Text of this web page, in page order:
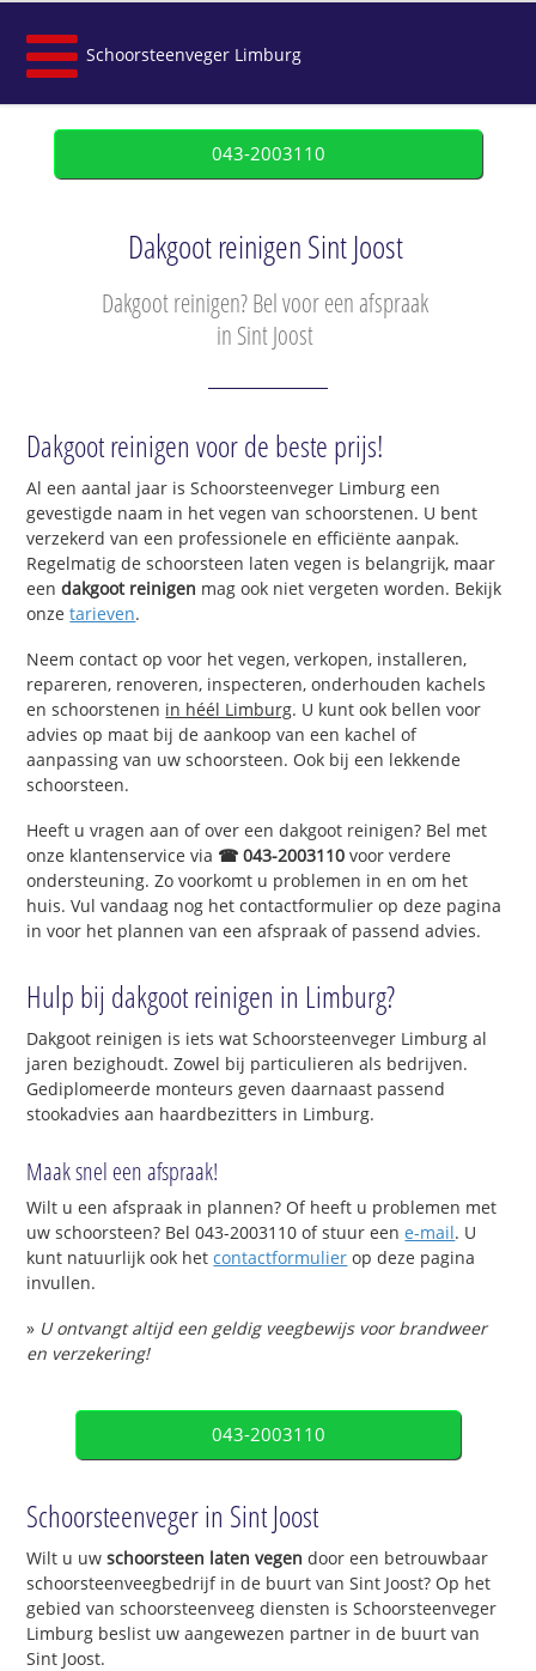
Schoorsteenveger Limburg
043-2003110
Dakgoot reinigen Sint Joost
Dakgoot reinigen? Bel voor een afspraak
in Sint Joost
Dakgoot reinigen voor de beste prijs!
Al een aantal jaar is Schoorsteenveger Limburg een
gevestigde naam in het vegen van schoorstenen. U bent
verzekerd van een professionele en efficiënte aanpak.
Regelmatig de schoorsteen laten vegen is belangrijk, maar
eendakgoot reinigen mag ook niet vergeten worden. Bekijk
onzetarieven.
Neem contact op voor het vegen, verkopen, installeren,
repareren, renoveren, inspecteren, onderhouden kachels
en schoorstenen in héél Limburg. U kunt ook bellen voor
advies op maat bij de aankoop van een kachel of
aanpassing van uw schoorsteen. Ook bij een lekkende
schoorsteen.
Heeft u vragen aan of over een dakgoot reinigen? Bel met
onze klantenservice via ☎ 043-2003110 voor verdere
ondersteuning. Zo voorkomt u problemen in en om het
huis. Vul vandaag nog het contactformulier op deze pagina
in voor het plannen van een afspraak of passend advies.
Hulp bij dakgoot reinigen in Limburg?
Dakgoot reinigen is iets wat Schoorsteenveger Limburg al
jaren bezighoudt. Zowel bij particulieren als bedrijven.
Gediplomeerde monteurs geven daarnaast passend
stookadvies aan haardbezitters in Limburg.
Maak snel een afspraak!
Wilt u een afspraak in plannen? Of heeft u problemen met
uw schoorsteen? Bel 043-2003110 of stuur eene-mail. U
kunt natuurlijk ook hetcontactformulier op deze pagina
invullen.
» U ontvangt altijd een geldig veegbewijs voor brandweer
en verzekering!
043-2003110
Schoorsteenveger in Sint Joost
Wilt u uwschoorsteen laten vegen door een betrouwbaar
schoorsteenveegbedrijf in de buurt van Sint Joost? Op het
gebied van schoorsteenveeg diensten is Schoorsteenveger
Limburg beslist uw aangewezen partner in de buurt van
Sint Joost.